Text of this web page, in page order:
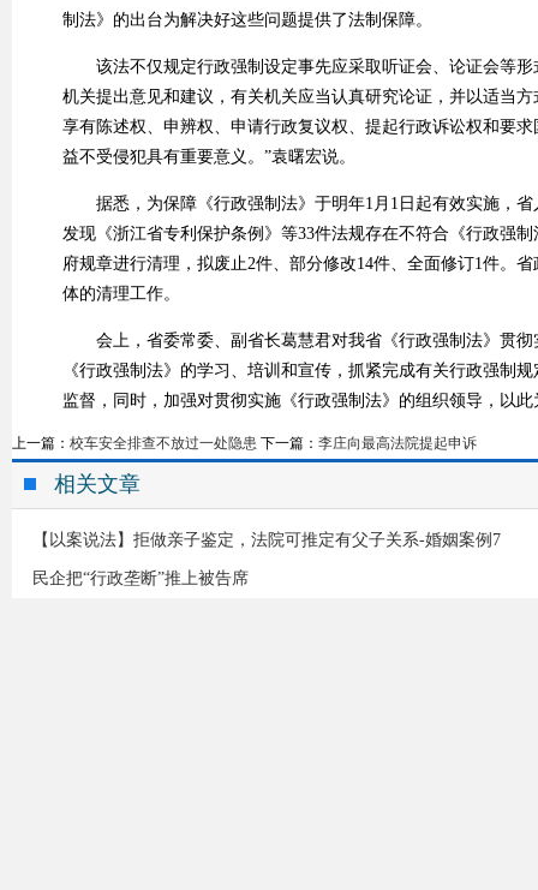
制法》的出台为解决好这些问题提供了法制保障。
该法不仅规定行政强制设定事先应采取听证会、论证会等形
机关提出意见和建议，有关机关应当认真研究论证，并以适当
享有陈述权、申辨权、申请行政复议权、提起行政诉讼权和要
益不受侵犯具有重要意义。”袁曙宏说。
据悉，为保障《行政强制法》于明年1月1日起有效实施，省
发现《浙江省专利保护条例》等33件法规存在不符合《行政强
府规章进行清理，拟废止2件、部分修改14件、全面修订1件。
体的清理工作。
会上，省委常委、副省长葛慧君对我省《行政强制法》贯彻
《行政强制法》的学习、培训和宣传，抓紧完成有关行政强制
监督，同时，加强对贯彻实施《行政强制法》的组织领导，以
上一篇： 校车安全排查不放过一处隐患 下一篇： 李庄向最高法院提起申诉
相关文章
【以案说法】拒做亲子鉴定，法院可推定有父子关系-婚姻案例7
民企把“行政垄断”推上被告席